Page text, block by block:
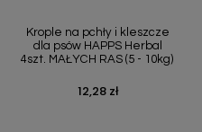
Krople na pchły i kleszcze
dla psów HAPPS Herbal
4szt. MAŁYCH RAS (5 - 10kg)
Cena
12,28 zł